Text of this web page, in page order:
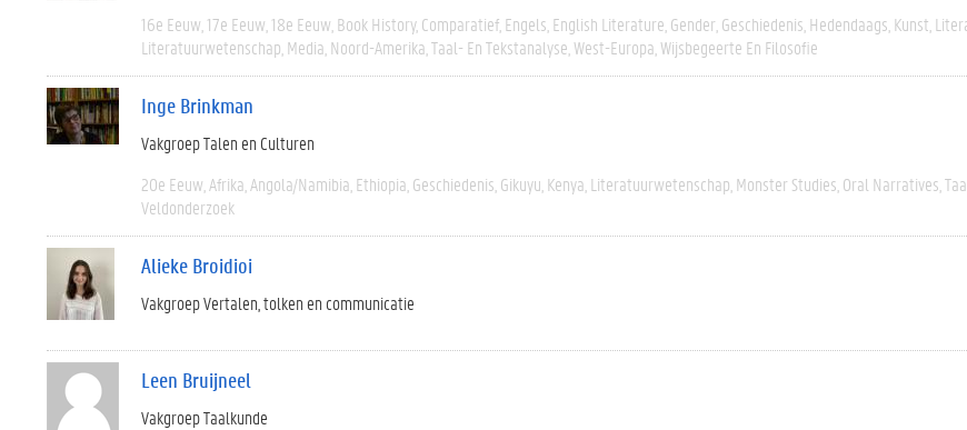
16e Eeuw 17e Eeuw 18e Eeuw Book History Comparatief Engels English Literature Gender Geschiedenis Hedendaags Kunst
Literatuurwetenschap Media Noord-Amerika Taal- En Tekstanalyse West-Europa Wijsbegeerte En Filosofie
Inge Brinkman
Vakgroep Talen en Culturen
20e Eeuw Afrika Angola/Namibia Ethiopia Geschiedenis Gikuyu Kenya Literatuurwetenschap Monster Studies Oral Narratives
Veldonderzoek
Alieke Broidioi
Vakgroep Vertalen, tolken en communicatie
Leen Bruijneel
Vakgroep Taalkunde